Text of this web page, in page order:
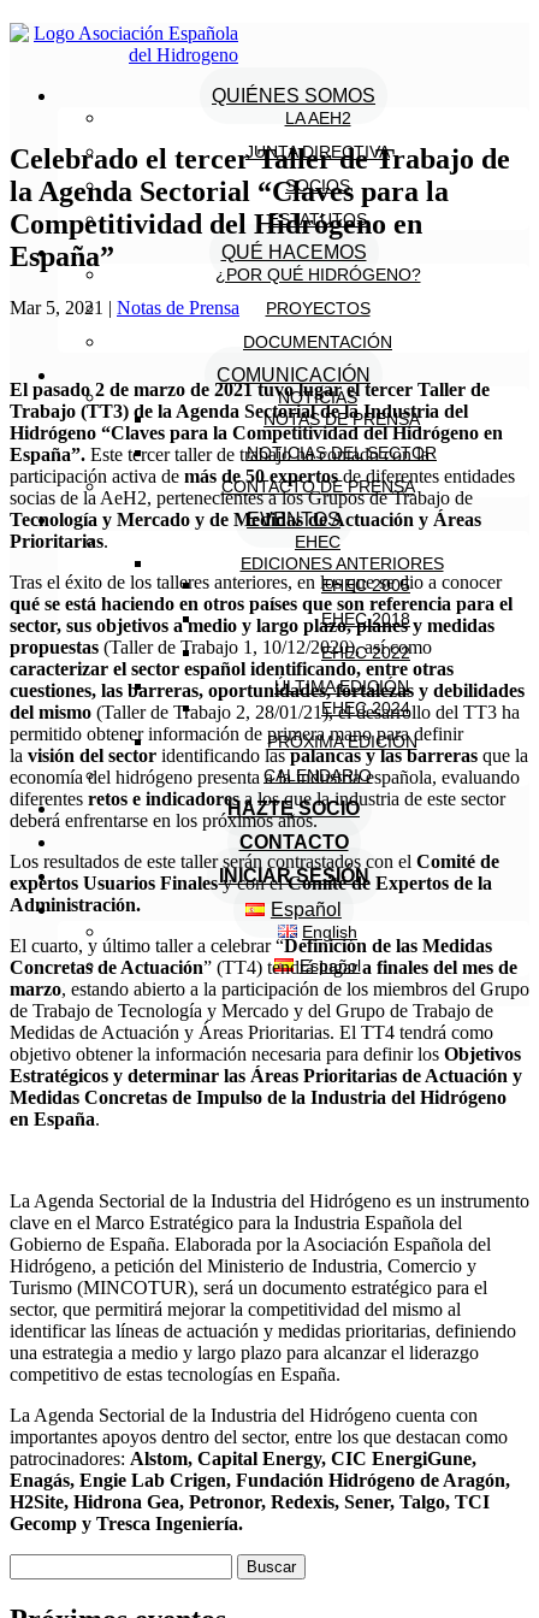
QUIÉNES SOMOS
LA AEH2
JUNTA DIRECTIVA
SOCIOS
ESTATUTOS
QUÉ HACEMOS
¿POR QUÉ HIDRÓGENO?
PROYECTOS
DOCUMENTACIÓN
COMUNICACIÓN
NOTICIAS
NOTAS DE PRENSA
NOTICIAS DEL SECTOR
CONTACTO DE PRENSA
EVENTOS
EHEC
EDICIONES ANTERIORES
EHEC 2005
EHEC 2018
EHEC 2022
ÚLTIMA EDICIÓN
EHEC 2024
PRÓXIMA EDICIÓN
CALENDARIO
HAZTE SOCIO
CONTACTO
INICIAR SESIÓN
Español
English
Español
Celebrado el tercer Taller de Trabajo de
la Agenda Sectorial “Claves para la
Competitividad del Hidrógeno en
España”
Mar 5, 2021 | Notas de Prensa
El pasado 2 de marzo de 2021 tuvo lugar el tercer Taller de
Trabajo (TT3) de la Agenda Sectorial de la Industria del
Hidrógeno “Claves para la Competitividad del Hidrógeno en
España”. Este tercer taller de trabajo ha contado con la
participación activa de más de 50 expertosde diferentes entidades
socias de la AeH2, pertenecientes a los Grupos de Trabajo de
Tecnología y Mercado y de Medidas de Actuación y Áreas
Prioritarias.
Tras el éxito de los talleres anteriores, en los que se dio a conocer
qué se está haciendo en otros países que son referencia para el
sector, sus objetivos a medio y largo plazo, planes y medidas
propuestas (Taller de Trabajo 1, 10/12/2020), así como
caracterizar el sector español identificando, entre otras
cuestiones, las barreras, oportunidades, fortalezas y debilidades
del mismo (Taller de Trabajo 2, 28/01/21), el desarrollo del TT3 ha
permitido obtener información de primera mano para definir
la visión del sector identificando laspalancas y las barreras que la
economía del hidrógeno presenta a la industria española, evaluando
diferentes retos e indicadoresa los que la industria de este sector
deberá enfrentarse en los próximos años.
Los resultados de este taller serán contrastados con el Comité de
expertos Usuarios Finalesy con elComité de Expertos de la
Administración.
El cuarto, y último taller a celebrar “Definición de las Medidas
Concretas de Actuación” (TT4) tendrá lugara finales del mes de
marzo, estando abierto a la participación de los miembros del Grupo
de Trabajo de Tecnología y Mercado y del Grupo de Trabajo de
Medidas de Actuación y Áreas Prioritarias. El TT4 tendrá como
objetivo obtener la información necesaria para definir los Objetivos
Estratégicos y determinar las Áreas Prioritarias de Actuación y
Medidas Concretas de Impulso de la Industria del Hidrógeno
en España.
La Agenda Sectorial de la Industria del Hidrógeno es un instrumento
clave en el Marco Estratégico para la Industria Española del
Gobierno de España. Elaborada por la Asociación Española del
Hidrógeno, a petición del Ministerio de Industria, Comercio y
Turismo (MINCOTUR), será un documento estratégico para el
sector, que permitirá mejorar la competitividad del mismo al
identificar las líneas de actuación y medidas prioritarias, definiendo
una estrategia a medio y largo plazo para alcanzar el liderazgo
competitivo de estas tecnologías en España.
La Agenda Sectorial de la Industria del Hidrógeno cuenta con
importantes apoyos dentro del sector, entre los que destacan como
patrocinadores: Alstom, Capital Energy, CIC EnergiGune,
Enagás, Engie Lab Crigen, Fundación Hidrógeno de Aragón,
H2Site, Hidrona Gea, Petronor, Redexis, Sener, Talgo, TCI
Gecomp y Tresca Ingeniería.